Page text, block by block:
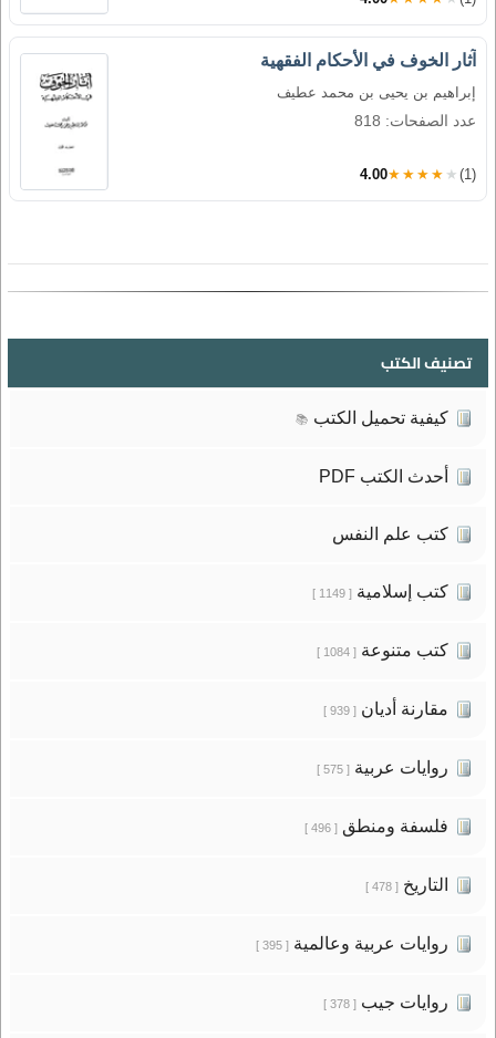
آثار الخوف في الأحكام الفقهية
إبراهيم بن يحيى بن محمد عطيف
عدد الصفحات: 818
4.00★★★★★ (1)
تصنيف الكتب
كيفية تحميل الكتب 📚
أحدث الكتب PDF
كتب علم النفس
كتب إسلامية[ 1149 ]
كتب متنوعة[ 1084 ]
مقارنة أديان[ 939 ]
روايات عربية[ 575 ]
فلسفة ومنطق[ 496 ]
التاريخ[ 478 ]
روايات عربية وعالمية[ 395 ]
روايات جيب[ 378 ]